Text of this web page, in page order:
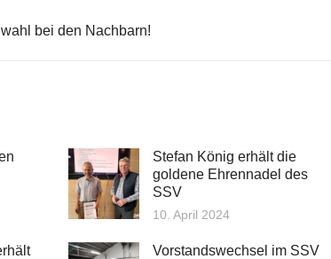
bei den Nachbarn!
Stefan König erhält die
goldene Ehrennadel des
SSV
10. April 2024
Vorstandswechsel im SSV